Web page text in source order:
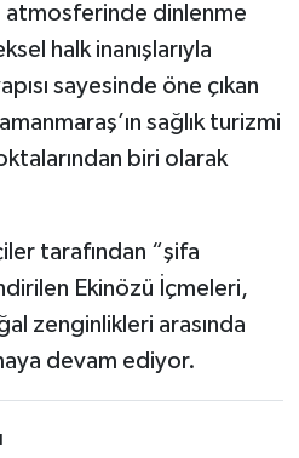
atmosferinde dinlenme
halk inanışlarıyla
sayesinde öne çıkan
sağlık turizmi
biri olarak
tarafından “şifa
Ekinözü İçmeleri,
zenginlikleri arasında
devam ediyor.